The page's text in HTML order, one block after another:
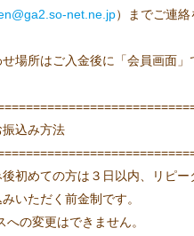
net.ne.jp）までご連絡
場所はご入金後に「会員画面」
込み方法
初めての方は３日以内、リピー
いただく前金制です。
への変更はできません。